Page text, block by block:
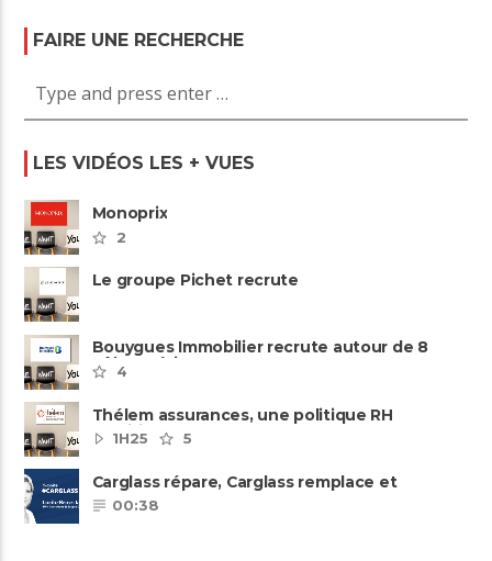
FAIRE UNE RECHERCHE
LES VIDÉOS LES + VUES
Monoprix
2
Le groupe Pichet recrute
Bouygues Immobilier recrute autour de 8
pôles métiers
4
Thélem assurances, une politique RH
ambitieuse
1H25 5
Carglass répare, Carglass remplace et
Carglass embauche également.
00:38